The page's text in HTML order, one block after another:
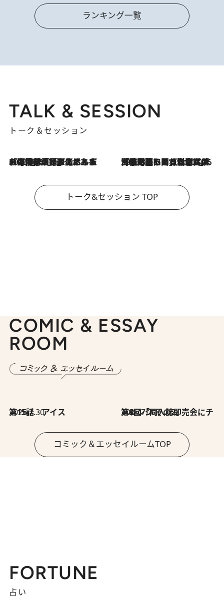
ランキング一覧
TALK & SESSION
トーク＆セッション
2026.8.3
「今後値上げがあるとすれば…」「リスクがあるのは今年の冬」エネルギー専門家が語る、ホルムズ海峡封鎖が家庭にもたらす“ある心配” 2026.8.3
「住宅建てられない…」「サーチャージ料の高値が続いている」ホルムズ海峡封鎖による影響はいつまで続く？《エネルギー専門家に聞く“どうなる日本の暮らし”》
トーク&セッション TOP
COMIC & ESSAY
ROOM
2026.7.30
第15話 アイス 2026.7.30
第8回「同人誌即売会にチャレンジ その2」
コミック＆エッセイルームTOP
FORTUNE
占い